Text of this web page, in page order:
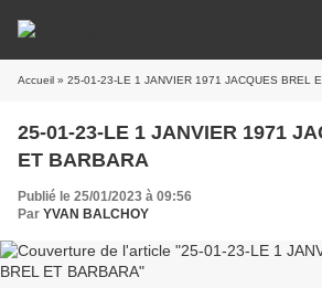
Accueil » 25-01-23-LE 1 JANVIER 1971 JACQUES BREL
25-01-23-LE 1 JANVIER 1971 JACQUES BREL
ET BARBARA
Publié le 25/01/2023 à 09:56
Par YVAN BALCHOY